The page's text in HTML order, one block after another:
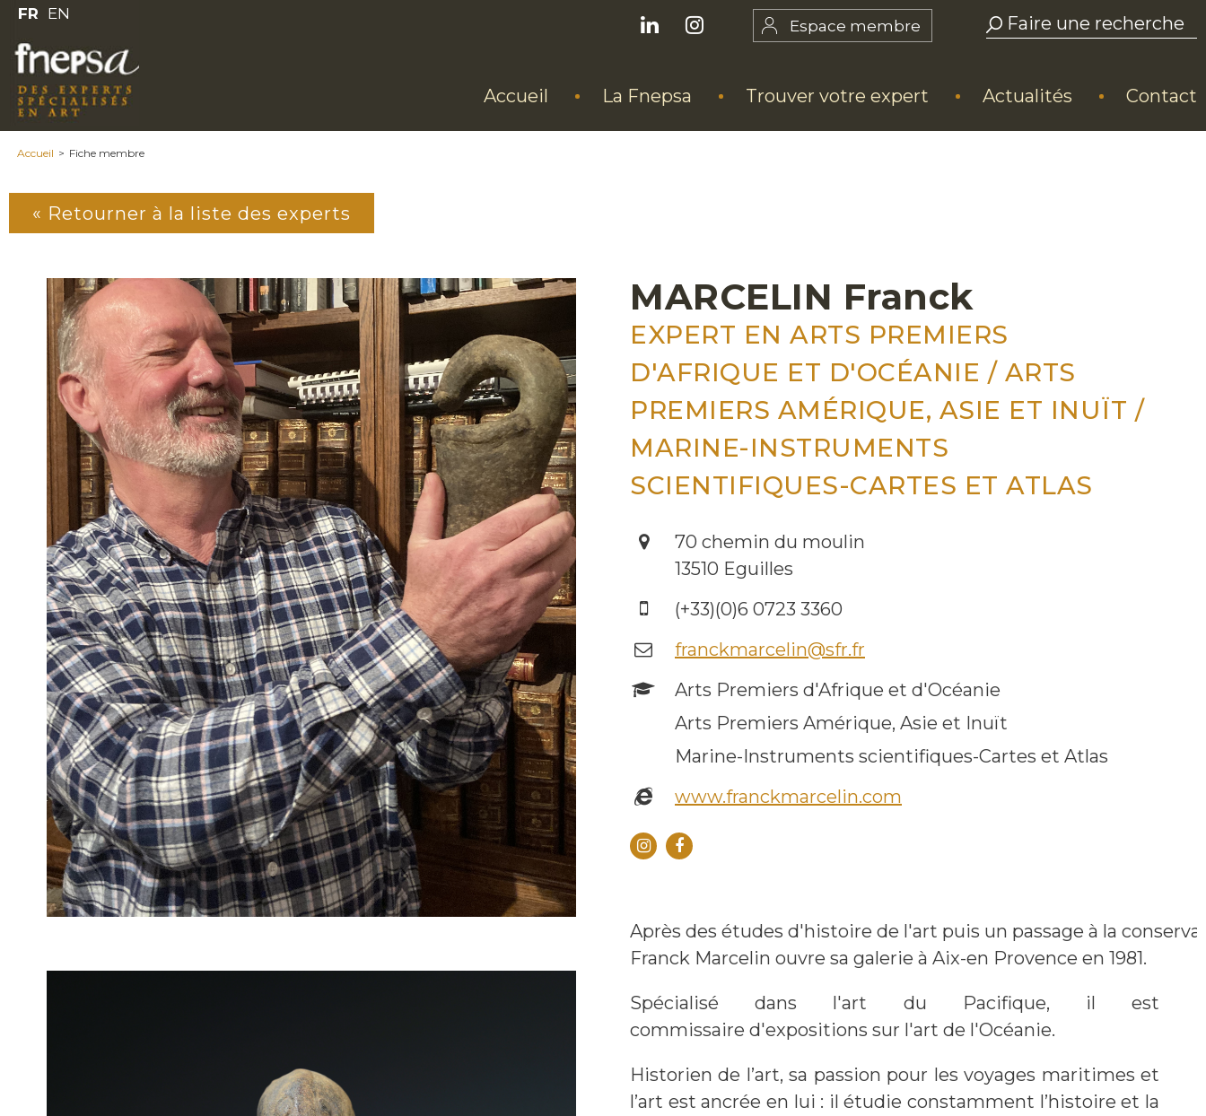
FR EN
Espace membre
Accueil La Fnepsa Trouver votre expert Actualités Contact
Accueil > Fiche membre
« Retourner à la liste des experts
MARCELIN Franck
EXPERT EN ARTS PREMIERS
D'AFRIQUE ET D'OCÉANIE / ARTS
PREMIERS AMÉRIQUE, ASIE ET INUÏT /
MARINE-INSTRUMENTS
SCIENTIFIQUES-CARTES ET ATLAS
70 chemin du moulin
13510 Eguilles
(+33)(0)6 0723 3360
franckmarcelin@sfr.fr
Arts Premiers d'Afrique et d'Océanie
Arts Premiers Amérique, Asie et Inuït
Marine-Instruments scientifiques-Cartes et Atlas
www.franckmarcelin.com
Après des études d'histoire de l'art puis un passage à la
Franck Marcelin ouvre sa galerie à Aix-en Provence en 1981.
Spécialisé dans l'art du Pacifique, il est
commissaire d'expositions sur l'art de l'Océanie.
Historien de l’art, sa passion pour les voyages maritimes et
l’art est ancrée en lui : il étudie constamment l’histoire et la